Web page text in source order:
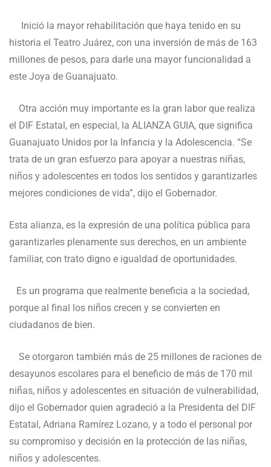
Inició la mayor rehabilitación que haya tenido en su
historia el Teatro Juárez, con una inversión de más de 163
millones de pesos, para darle una mayor funcionalidad a
este Joya de Guanajuato.
Otra acción muy importante es la gran labor que realiza
el DIF Estatal, en especial, la ALIANZA GUIA, que significa
Guanajuato Unidos por la Infancia y la Adolescencia. “Se
trata de un gran esfuerzo para apoyar a nuestras niñas,
niños y adolescentes en todos los sentidos y garantizarles
mejores condiciones de vida”, dijo el Gobernador.
Esta alianza, es la expresión de una política pública para
garantizarles plenamente sus derechos, en un ambiente
familiar, con trato digno e igualdad de oportunidades.
Es un programa que realmente beneficia a la sociedad,
porque al final los niños crecen y se convierten en
ciudadanos de bien.
Se otorgaron también más de 25 millones de raciones de
desayunos escolares para el beneficio de más de 170 mil
niñas, niños y adolescentes en situación de vulnerabilidad,
dijo el Gobernador quien agradeció a la Presidenta del DIF
Estatal, Adriana Ramírez Lozano, y a todo el personal por
su compromiso y decisión en la protección de las niñas,
niños y adolescentes.